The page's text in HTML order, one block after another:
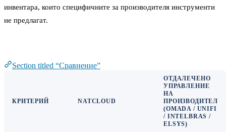
инвентара, които специфичните за производителя инструменти
не предлагат.
Section titled “Сравнение”
КРИТЕРИЙ NATCLOUD
ОТДАЛЕЧЕНО
УПРАВЛЕНИЕ
НА
ПРОИЗВОДИТЕЛ
(OMADA / UNIFI
/ INTELBRAS /
ELSYS)